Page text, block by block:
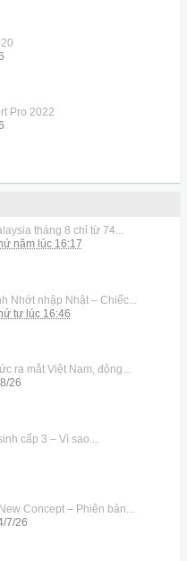
Pro 2022
tháng 8 chỉ từ 74...
năm lúc 16:17
Nhớt nhập Nhật – Chiếc...
tư lúc 16:46
ra mắt Việt Nam, động...
26
cấp 3 – Vì sao...
Concept – Phiên bản...
7/26